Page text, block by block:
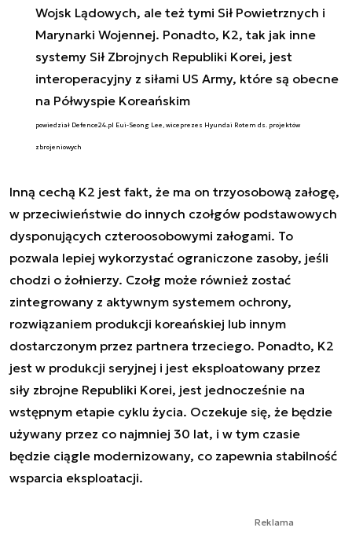
Wojsk Lądowych, ale też tymi Sił Powietrznych i
Marynarki Wojennej. Ponadto, K2, tak jak inne
systemy Sił Zbrojnych Republiki Korei, jest
interoperacyjny z siłami US Army, które są obecne
na Półwyspie Koreańskim
powiedział Defence24.pl Eui-Seong Lee, wiceprezes Hyundai Rotem ds. projektów
zbrojeniowych
Inną cechą K2 jest fakt, że ma on trzyosobową załogę,
w przeciwieństwie do innych czołgów podstawowych
dysponujących czteroosobowymi załogami. To
pozwala lepiej wykorzystać ograniczone zasoby, jeśli
chodzi o żołnierzy. Czołg może również zostać
zintegrowany z aktywnym systemem ochrony,
rozwiązaniem produkcji koreańskiej lub innym
dostarczonym przez partnera trzeciego. Ponadto, K2
jest w produkcji seryjnej i jest eksploatowany przez
siły zbrojne Republiki Korei, jest jednocześnie na
wstępnym etapie cyklu życia. Oczekuje się, że będzie
używany przez co najmniej 30 lat, i w tym czasie
będzie ciągle modernizowany, co zapewnia stabilność
wsparcia eksploatacji.
Reklama